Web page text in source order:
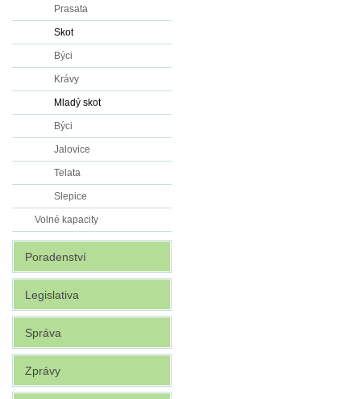
Prasata
Skot
Býci
Krávy
Mladý skot
Býci
Jalovice
Telata
Slepice
Volné kapacity
Poradenství
Legislativa
Správa
Zprávy